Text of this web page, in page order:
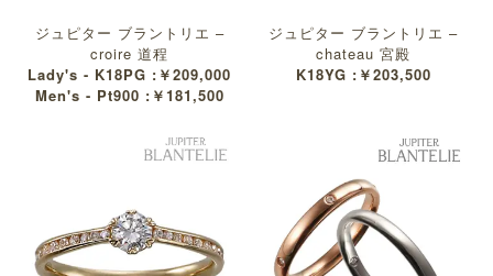
ジュピター ブラントリエ –
croire 道程
Lady's - K18PG :￥209,000
Men's - Pt900 :￥181,500
ジュピター ブラントリエ –
chateau 宮殿
K18YG :￥203,500